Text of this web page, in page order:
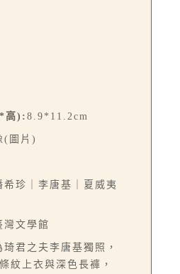
高): 8.9*11.2cm
(圖片)
希珍｜李唐基｜夏威夷
灣文學館
君之夫李唐基獨照，
紋上衣與深色長褲，